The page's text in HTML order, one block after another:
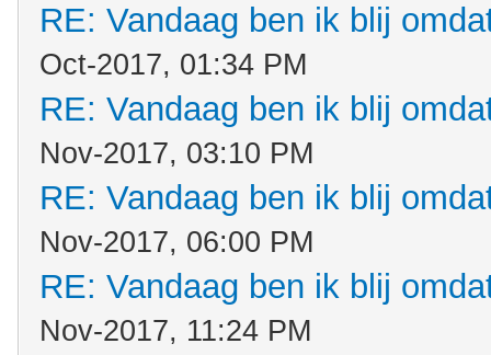
RE: Vandaag ben ik blij
Oct-2017, 01:34 PM
RE: Vandaag ben ik blij
Nov-2017, 03:10 PM
RE: Vandaag ben ik blij
Nov-2017, 06:00 PM
RE: Vandaag ben ik blij
Nov-2017, 11:24 PM